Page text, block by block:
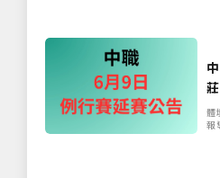
體
報